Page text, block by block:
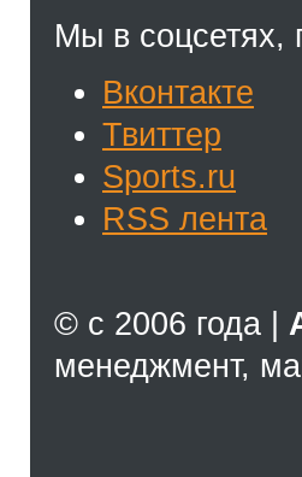
Мы в соцсетях,
Вконтакте
Твиттер
Sports.ru
RSS лента
© с 2006 года |
менеджмент,